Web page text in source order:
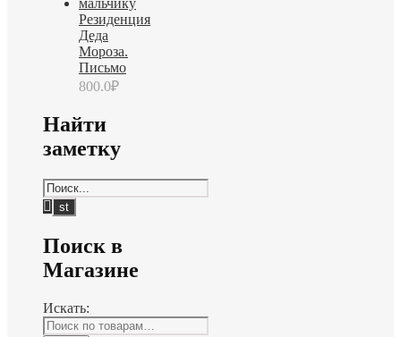
Резиденция
Деда
Мороза.
Письмо
800.0₽
Найти
заметку
Поиск в
Магазине
Искать: